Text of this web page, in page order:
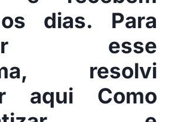
dias. Para
esse
resolvi
aqui Como